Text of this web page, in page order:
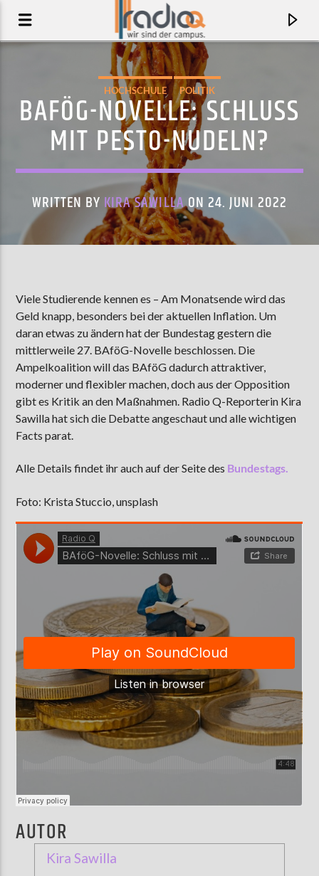
HOLY MOLY
YOUNG FATHERS
AKTUELLE SENDUNG
MOEBIUS
19:00 24:00
ZU HÖREN INMünster90,9 MHzSteinfurt103,9 MHz
HOCHSCHULE POLITIK
BAFÖG-NOVELLE: SCHLUSS
MIT PESTO-NUDELN?
WRITTEN BY KIRA SAWILLAON 24. JUNI 2022
Viele Studierende kennen es – Am Monatsende wird das
Geld knapp, besonders bei der aktuellen Inflation. Um
daran etwas zu ändern hat der Bundestag gestern die
mittlerweile 27. BAföG-Novelle beschlossen. Die
Ampelkoalition will das BAföG dadurch attraktiver,
moderner und flexibler machen, doch aus der Opposition
gibt es Kritik an den Maßnahmen. Radio Q-Reporterin Kira
Sawilla hat sich die Debatte angeschaut und alle wichtigen
Facts parat.
Alle Details findet ihr auch auf der Seite des Bundestags.
Foto: Krista Stuccio, unsplash
AUTOR
Kira Sawilla